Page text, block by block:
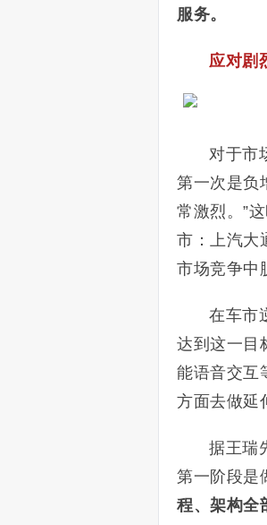
服务。
应对剧
对于市
第一次是负
常激烈。”
市：上汽大
市场竞争中
在车市
达到这一目
能语音交互
方面去做延
据王瑞
第一阶段是
程、架构全